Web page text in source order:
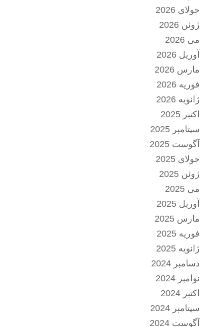
جولای 2026
ژوئن 2026
می 2026
آوریل 2026
مارس 2026
فوریه 2026
ژانویه 2026
اکتبر 2025
سپتامبر 2025
آگوست 2025
جولای 2025
ژوئن 2025
می 2025
آوریل 2025
مارس 2025
فوریه 2025
ژانویه 2025
دسامبر 2024
نوامبر 2024
اکتبر 2024
سپتامبر 2024
آگوست 2024